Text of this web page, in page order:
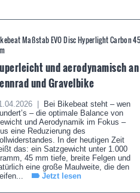
Maßstab EVO Disc Hyperlight Carbon
und aerodynamisch an
und Gravelbike
|
Bei Bikebeat steht – wen
– die optimale Balance von
und Aerodynamik im Fokus –
eine Reduzierung des
In der heutigen Zeit
das: ein Satzgewicht unter 1.000
45 mm tiefe, breite Felgen und
eine große Maulweite, die den
Jetzt lesen